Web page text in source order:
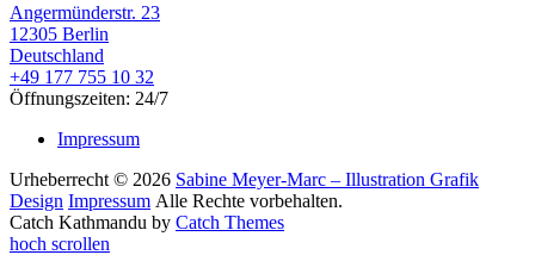
Angermünderstr. 23
12305 Berlin
Deutschland
+49 177 755 10 32
Öffnungszeiten: 24/7
Impressum
Urheberrecht © 2026 Sabine Meyer-Marc – Illustration Grafik
Design Impressum Alle Rechte vorbehalten.
Catch Kathmandu by Catch Themes
hoch scrollen